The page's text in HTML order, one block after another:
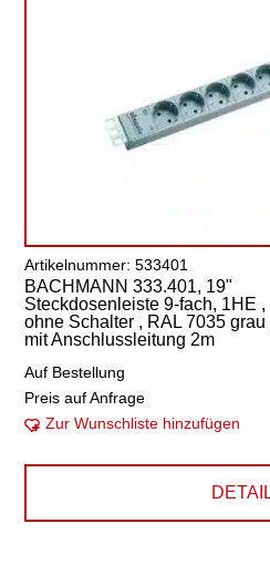
Artikelnummer: 533401
BACHMANN 333.401, 19"
Steckdosenleiste 9-fach, 1HE ,
ohne Schalter , RAL 7035 grau
mit Anschlussleitung 2m
Auf Bestellung
Preis auf Anfrage
Zur Wunschliste hinzufügen